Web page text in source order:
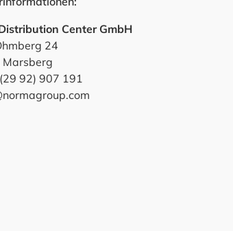
Center GmbH
24
92) 907 191